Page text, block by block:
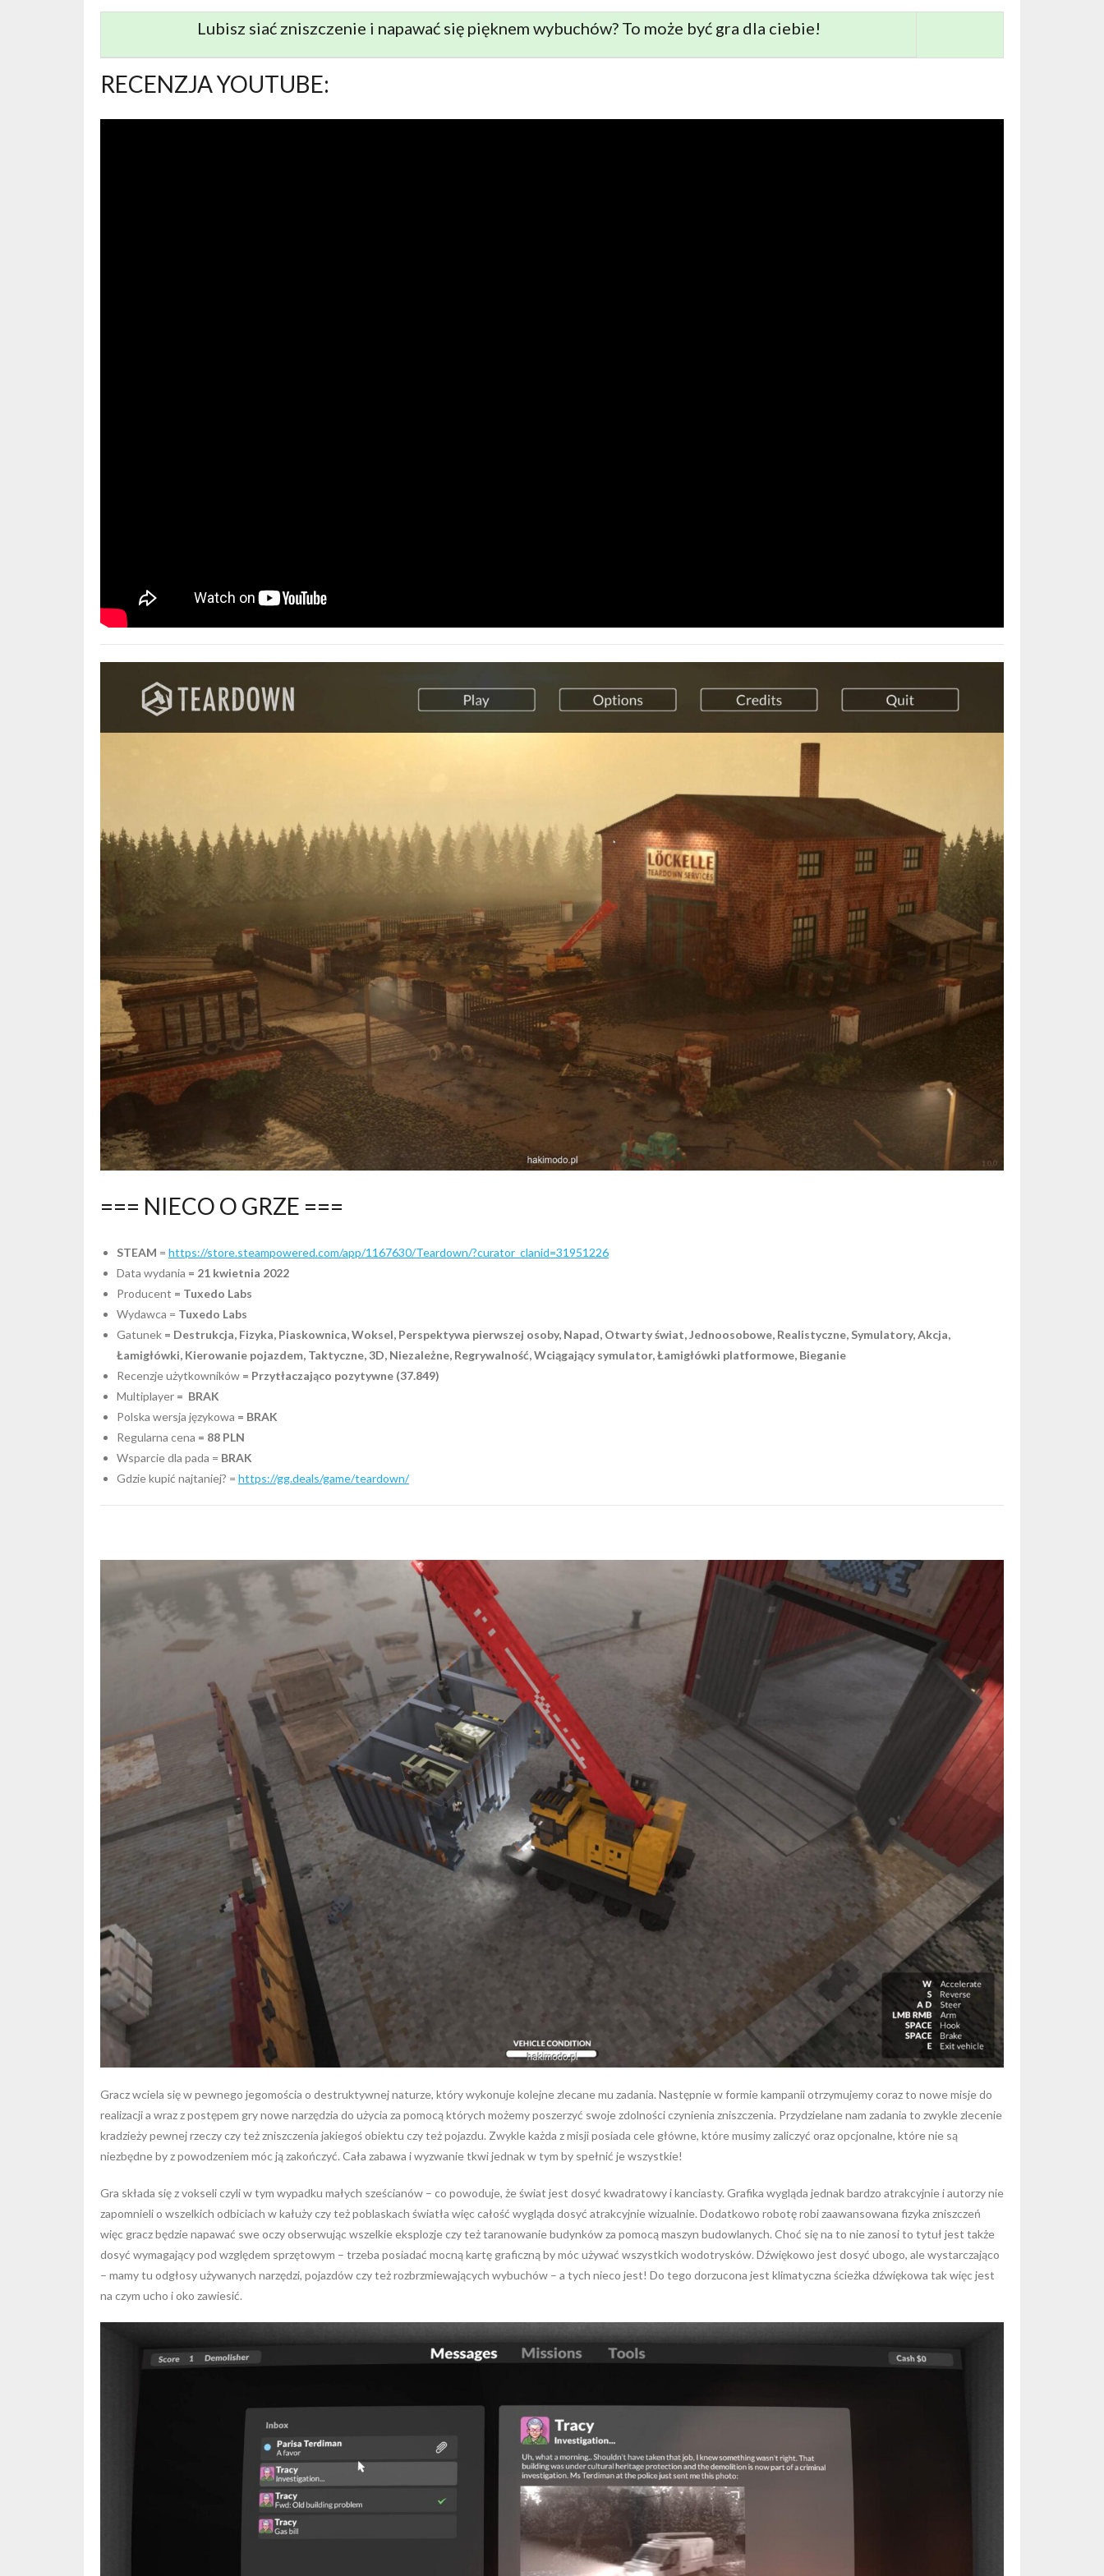
Lubisz siać zniszczenie i napawać się pięknem wybuchów? To może być gra dla ciebie!
RECENZJA YOUTUBE:
=== NIECO O GRZE ===
STEAM = https://store.steampowered.com/app/1167630/Teardown/?curator_clanid=31951226
Data wydania = 21 kwietnia 2022
Producent = Tuxedo Labs
Wydawca = Tuxedo Labs
Gatunek = Destrukcja, Fizyka, Piaskownica, Woksel, Perspektywa pierwszej osoby, Napad, Otwarty świat, Jednoosobowe, Realistyczne, Symulatory, Akcja,
Łamigłówki, Kierowanie pojazdem, Taktyczne, 3D, Niezależne, Regrywalność, Wciągający symulator, Łamigłówki platformowe, Bieganie
Recenzje użytkowników = Przytłaczająco pozytywne (37.849)
Multiplayer = BRAK
Polska wersja językowa = BRAK
Regularna cena = 88 PLN
Wsparcie dla pada = BRAK
Gdzie kupić najtaniej? = https://gg.deals/game/teardown/
Gracz wciela się w pewnego jegomościa o destruktywnej naturze, który wykonuje kolejne zlecane mu zadania. Następnie w formie kampanii otrzymujemy coraz to nowe misje do
realizacji a wraz z postępem gry nowe narzędzia do użycia za pomocą których możemy poszerzyć swoje zdolności czynienia zniszczenia. Przydzielane nam zadania to zwykle zlecenie
kradzieży pewnej rzeczy czy też zniszczenia jakiegoś obiektu czy też pojazdu. Zwykle każda z misji posiada cele główne, które musimy zaliczyć oraz opcjonalne, które nie są
niezbędne by z powodzeniem móc ją zakończyć. Cała zabawa i wyzwanie tkwi jednak w tym by spełnić je wszystkie!
Gra składa się z vokseli czyli w tym wypadku małych sześcianów – co powoduje, że świat jest dosyć kwadratowy i kanciasty. Grafika wygląda jednak bardzo atrakcyjnie i autorzy nie
zapomnieli o wszelkich odbiciach w kałuży czy też poblaskach światła więc całość wygląda dosyć atrakcyjnie wizualnie. Dodatkowo robotę robi zaawansowana fizyka zniszczeń
więc gracz będzie napawać swe oczy obserwując wszelkie eksplozje czy też taranowanie budynków za pomocą maszyn budowlanych. Choć się na to nie zanosi to tytuł jest także
dosyć wymagający pod względem sprzętowym – trzeba posiadać mocną kartę graficzną by móc używać wszystkich wodotrysków. Dźwiękowo jest dosyć ubogo, ale wystarczająco
– mamy tu odgłosy używanych narzędzi, pojazdów czy też rozbrzmiewających wybuchów – a tych nieco jest! Do tego dorzucona jest klimatyczna ścieżka dźwiękowa tak więc jest
na czym ucho i oko zawiesić.